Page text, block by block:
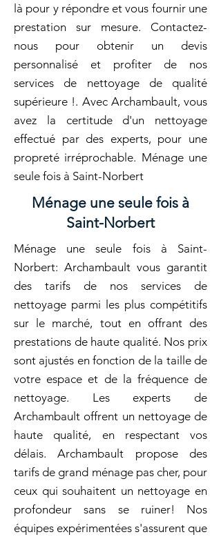
là pour y répondre et vous fournir une
prestation sur mesure. Contactez-
nous pour obtenir un devis
personnalisé et profiter de nos
services de nettoyage de qualité
supérieure !. Avec Archambault, vous
avez la certitude d'un nettoyage
effectué par des experts, pour une
propreté irréprochable. Ménage une
seule fois à Saint-Norbert
Ménage une seule fois à
Saint-Norbert
Ménage une seule fois à Saint-
Norbert: Archambault vous garantit
des tarifs de nos services de
nettoyage parmi les plus compétitifs
sur le marché, tout en offrant des
prestations de haute qualité. Nos prix
sont ajustés en fonction de la taille de
votre espace et de la fréquence de
nettoyage. Les experts de
Archambault offrent un nettoyage de
haute qualité, en respectant vos
délais. Archambault propose des
tarifs de grand ménage pas cher, pour
ceux qui souhaitent un nettoyage en
profondeur sans se ruiner! Nos
équipes expérimentées s'assurent que